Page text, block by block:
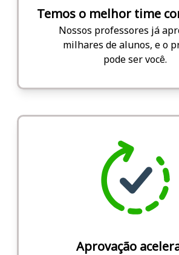
Temos o melhor time
Nossos professores já
milhares de alunos, e o
pode ser você.
Aprovação